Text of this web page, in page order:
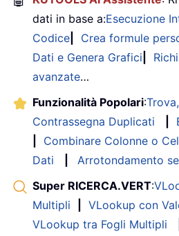
dati in base a:Esecuzione
Codice
Crea formule
Dati e Genera Grafici
avanzate…
Funzionalità Popolari:
Contrassegna Duplicati
Combinare Colonne o
Dati
Arrotondamento
Super RICERCA.VERT:
Multipli
VLookup con
VLookup tra Fogli Multipli